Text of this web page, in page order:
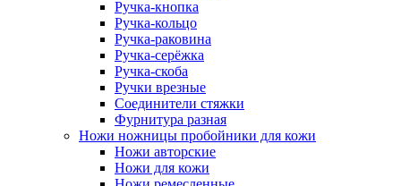
Ручка-кнопка
Ручка-кольцо
Ручка-раковина
Ручка-серёжка
Ручка-скоба
Ручки врезные
Соединители стяжки
Фурнитура разная
Ножи ножницы пробойники для кожи
Ножи авторские
Ножи для кожи